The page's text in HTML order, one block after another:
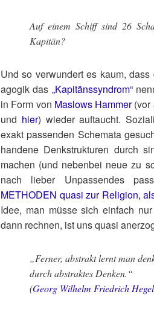
Auf einem Schiff sind 26
Kapitän?
Und so ver­wun­dert es kaum,
ago­gik das „Kapi­täns­syn­drom“
in Form von Maslows Ham­mer(vor
und hier) wie­der auf­taucht.
exakt pas­sen­den Sche­ma­ta
han­de­ne Denk­struk­tu­ren durch
machen (und neben­bei neue zu
nach lie­ber Unpas­sen­des
METHODEN qua­si zur Reli­gi­on,
Idee, man müs­se sich ein­fach
dann rech­nen, ist uns qua­si
„Fer­ner, abs­trakt lernt man
durch abs­trak­tes Denken.“
(Georg Wil­helm Fried­rich Hegel